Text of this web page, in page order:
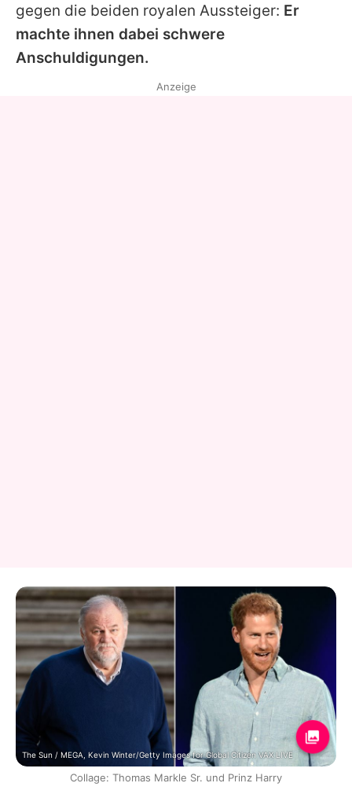
gegen die beiden royalen Aussteiger: Er
machte ihnen dabei schwere
Anschuldigungen.
Anzeige
The Sun / MEGA, Kevin Winter/Getty Images for Global Citizen VAX LIVE
Collage: Thomas Markle Sr. und Prinz Harry